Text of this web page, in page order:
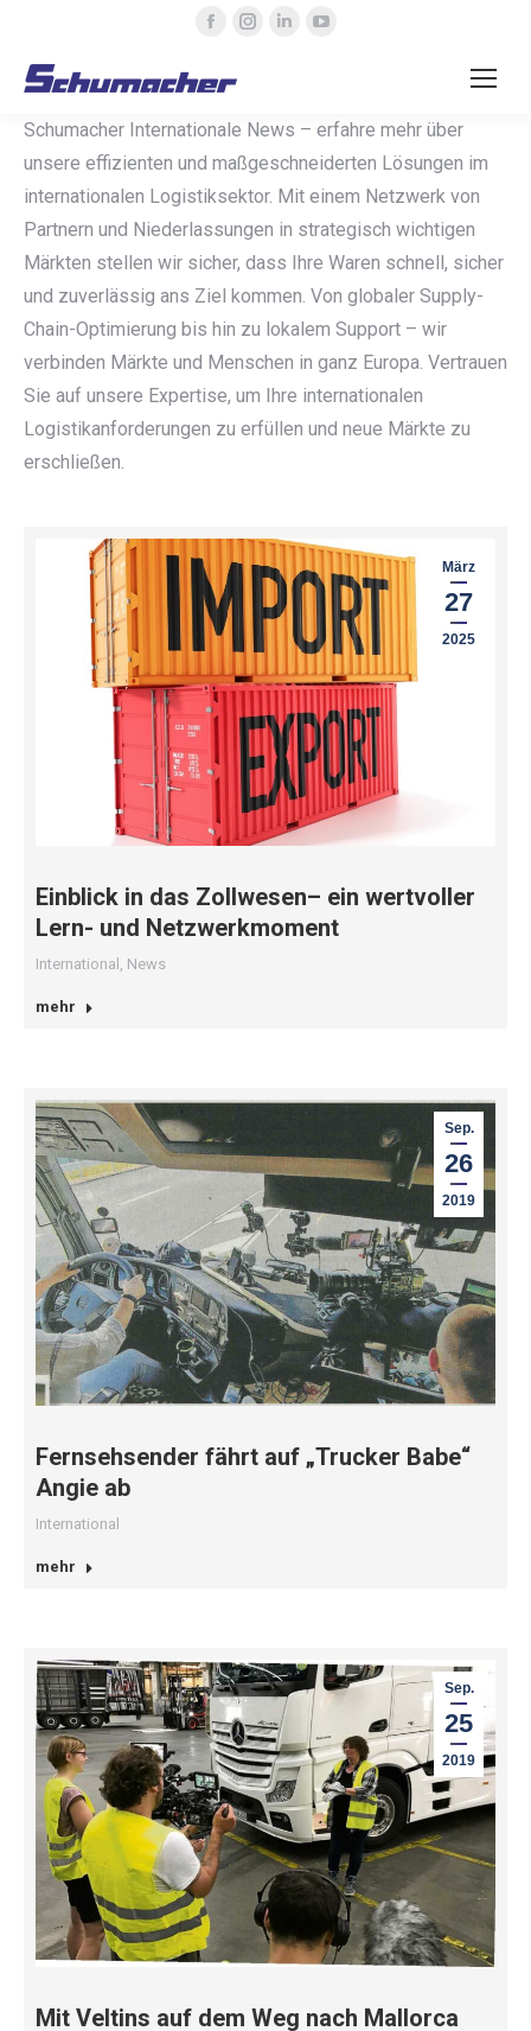
Facebook
opens
new
window
Instagram
new
window
Linkedin
new
window
new
window
Schumacher Internationale News – erfahre mehr über
unsere effizienten und maßgeschneiderten Lösungen im
internationalen Logistiksektor. Mit einem Netzwerk von
Partnern und Niederlassungen in strategisch wichtigen
Märkten stellen wir sicher, dass Ihre Waren schnell, sicher
und zuverlässig ans Ziel kommen. Von globaler Supply-
Chain-Optimierung bis hin zu lokalem Support – wir
verbinden Märkte und Menschen in ganz Europa. Vertrauen
Sie auf unsere Expertise, um Ihre internationalen
Logistikanforderungen zu erfüllen und neue Märkte zu
erschließen.
März
27
2025
Einblick in das Zollwesen– ein wertvoller
Lern- und Netzwerkmoment
International News
mehr
Sep.
26
2019
Fernsehsender fährt auf „Trucker Babe“
Angie ab
International
mehr
Sep.
25
2019
Mit Veltins auf dem Weg nach Mallorca